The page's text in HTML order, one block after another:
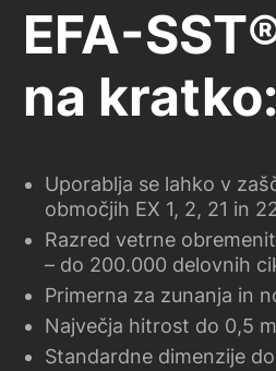
EFA-
na kratko:
Uporablja se lahko v
območjih EX 1, 2, 21 in
Razred vetrne
– do 200.000 delovnih
Primerna za zunanja in
Največja hitrost do 0,5
Standardne dimenzije
Uporablja se lahko v
območjih EX 1, 2, 21 in
Razred vetrne
– do 200.000 delovnih
Primerna za zunanja in
Največja hitrost do 0,5
Standardne dimenzije
Uporablja se lahko v
območjih EX 1, 2, 21 in
Razred vetrne
– do 200.000 delovnih
Primerna za zunanja in
Največja hitrost do 0,5
Standardne dimenzije